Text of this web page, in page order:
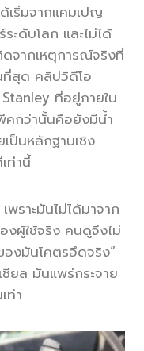
เริ่มจากแคมเปญ
ะดับโลก และไม่ได้
ดจากเหตุการณ์จริงที่
สุด คลิปวิดีโอ
ที่อยู่ภายใน
กว่านั้นคือยังมีน้ำ
ป็นหลักฐานเชิง
ท่านี้
ราะมันไม่ได้มาจาก
ผู้ใช้จริง คนดูจึงไม่
งมันโคตรอึดจริง”
ชียล มันแพร่กระจาย
ท่า